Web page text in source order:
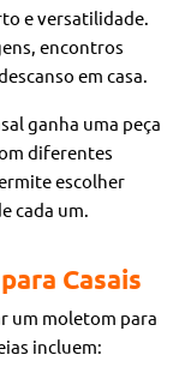
e versatilidade.
encontros
em casa.
ganha uma peça
diferentes
escolher
cada um.
Casais
um moletom para
incluem: